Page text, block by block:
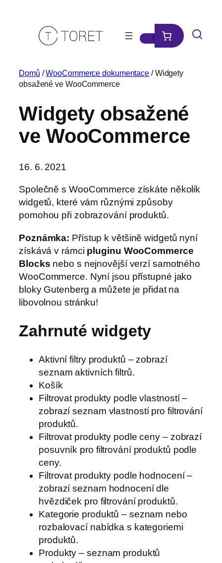
Domů /WooCommerce dokumentace / Widgety
obsažené ve WooCommerce
Widgety obsažené
ve WooCommerce
16. 6. 2021
Společně s WooCommerce získáte několik
widgetů, které vám různými způsoby
pomohou při zobrazování produktů.
Poznámka: Přístup k většině widgetů nyní
získává v rámci pluginu WooCommerce
Blocks nebo s nejnovější verzí samotného
WooCommerce. Nyní jsou přístupné jako
bloky Gutenberg a můžete je přidat na
libovolnou stránku!
Zahrnuté widgety
Aktivní filtry produktů – zobrazí
seznam aktivních filtrů.
Košík
Filtrovat produkty podle vlastností –
zobrazí seznam vlastností pro filtrování
produktů.
Filtrovat produkty podle ceny – zobrazí
posuvník pro filtrování produktů podle
ceny.
Filtrovat produkty podle hodnocení –
zobrazí seznam hodnocení dle
hvězdiček pro filtrování produktů.
Kategorie produktů – seznam nebo
rozbalovací nabídka s kategoriemi
produktů.
Produkty – seznam produktů